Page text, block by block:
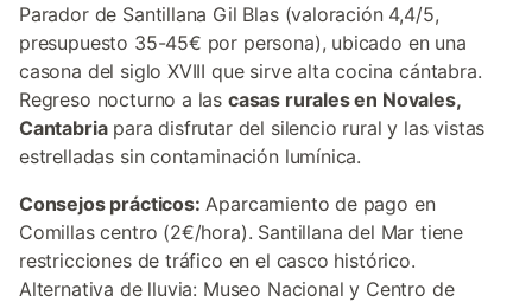
Parador de Santillana Gil Blas (valoración 4,4/5,
presupuesto 35-45€ por persona), ubicado en una
casona del siglo XVIII que sirve alta cocina cántabra.
Regreso nocturno a las casas rurales en Novales,
Cantabriapara disfrutar del silencio rural y las vistas
estrelladas sin contaminación lumínica.
Consejos prácticos: Aparcamiento de pago en
Comillas centro (2€/hora). Santillana del Mar tiene
restricciones de tráfico en el casco histórico.
Alternativa de lluvia: Museo Nacional y Centro de